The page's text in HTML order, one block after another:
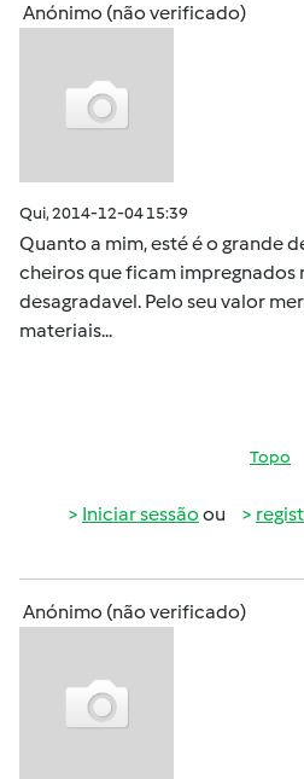
Anónimo (não verificado)
Qui, 2014-12-04 15:39
Quanto a mim, esté é o grande
cheiros que ficam impregnados
desagradavel. Pelo seu valor
materiais...
Topo
Iniciar sessão ou
Anónimo (não verificado)